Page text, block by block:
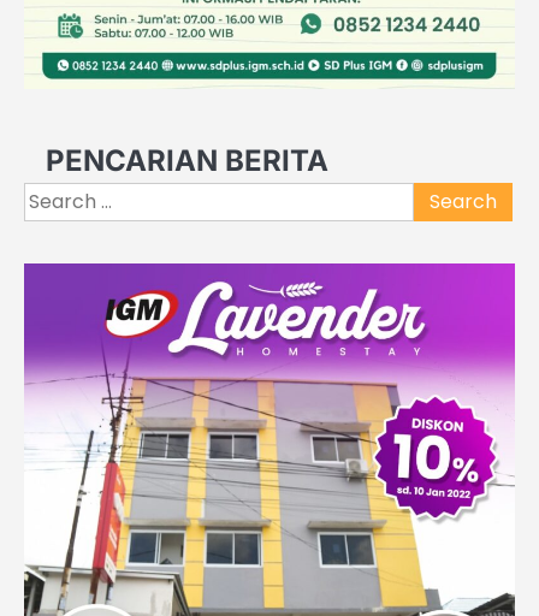
PENCARIAN BERITA
Search
for: